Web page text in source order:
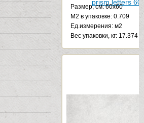
Размер, см: 60x60
М2 в упаковке: 0.709
Ед.измерения: м2
Веc упаковки, кг: 17.374